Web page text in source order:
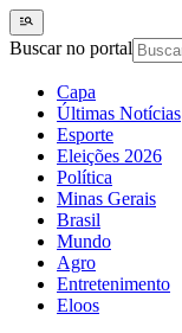
Buscar no portal
Capa
Últimas Notícias
Esporte
Eleições 2026
Política
Minas Gerais
Brasil
Mundo
Agro
Entretenimento
Eloos